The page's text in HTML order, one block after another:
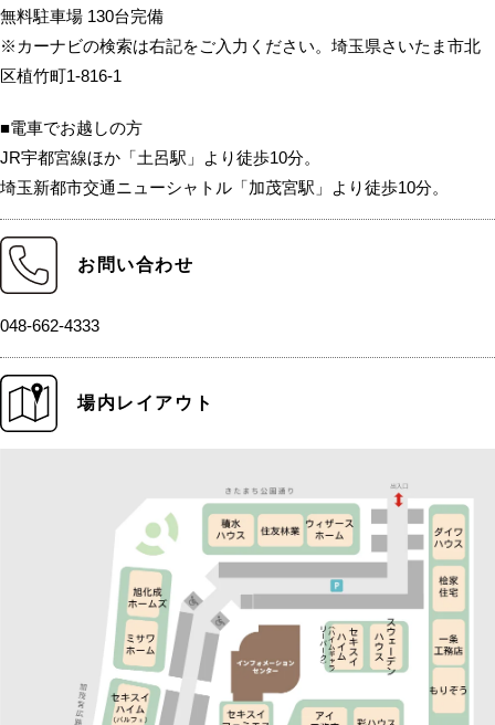
無料駐車場 130台完備
※カーナビの検索は右記をご入力ください。埼玉県さいたま市北
区植竹町1-816-1
■電車でお越しの方
JR宇都宮線ほか「土呂駅」より徒歩10分。
埼玉新都市交通ニューシャトル「加茂宮駅」より徒歩10分。
お問い合わせ
048-662-4333
場内レイアウト